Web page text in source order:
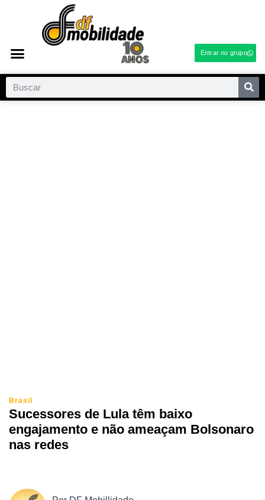
Entrar no grupo
Brasil
Sucessores de Lula têm baixo
engajamento e não ameaçam Bolsonaro
nas redes